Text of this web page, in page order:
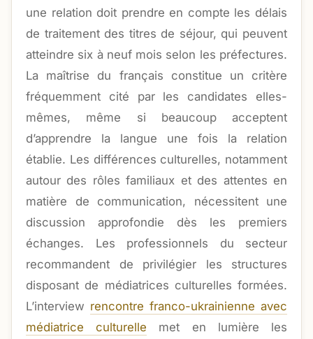
une relation doit prendre en compte les délais
de traitement des titres de séjour, qui peuvent
atteindre six à neuf mois selon les préfectures.
La maîtrise du français constitue un critère
fréquemment cité par les candidates elles-
mêmes, même si beaucoup acceptent
d’apprendre la langue une fois la relation
établie. Les différences culturelles, notamment
autour des rôles familiaux et des attentes en
matière de communication, nécessitent une
discussion approfondie dès les premiers
échanges. Les professionnels du secteur
recommandent de privilégier les structures
disposant de médiatrices culturelles formées.
L’interview rencontre franco-ukrainienne avec
médiatrice culturelle met en lumière les